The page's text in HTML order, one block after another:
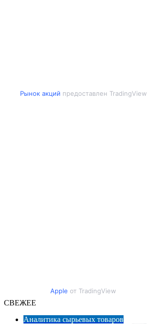
Рынок акций предоставлен TradingView
Apple от TradingView
СВЕЖЕЕ
Аналитика сырьевых товаров